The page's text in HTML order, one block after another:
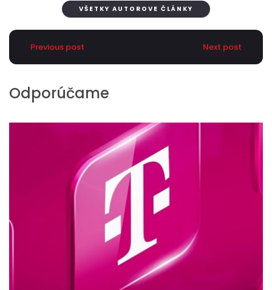
VŠETKY AUTOROVE ČLÁNKY
Previous post Next post
Odporúčame